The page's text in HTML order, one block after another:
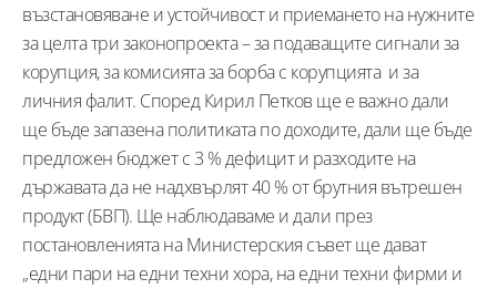
възстановяване и устойчивост и приемането на нужните
за целта три законопроекта – за подаващите сигнали за
корупция, за комисията за борба с корупцията и за
личния фалит. Според Кирил Петков ще е важно дали
ще бъде запазена политиката по доходите, дали ще бъде
предложен бюджет с 3 % дефицит и разходите на
държавата да не надхвърлят 40 % от брутния вътрешен
продукт (БВП). Ще наблюдаваме и дали през
постановленията на Министерския съвет ще дават
„едни пари на едни техни хора, на едни техни фирми и